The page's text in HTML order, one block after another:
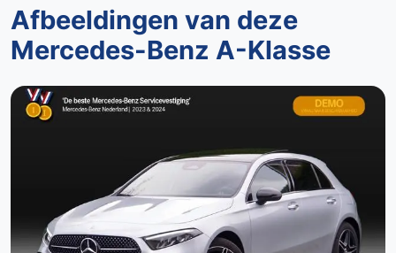
Elektrisch inklapbare buitenspiegels (500)
Extra USB-poorten (72B)
Grootlicht-assistent
High-performance LED-koplampen (632)
Laadkabel voor stopcontact, 8 meter, glad (B80)
Laadkabel voor wallbox en openbaar laadstation, 8 m, glad
(9B7)
Afbeeldingen van deze
Mercedes-Benz A-Klasse